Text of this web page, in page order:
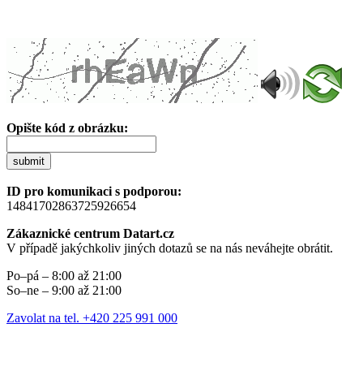
Opište kód z obrázku:
submit
ID pro komunikaci s podporou:
14841702863725926654
Zákaznické centrum Datart.cz
V případě jakýchkoliv jiných dotazů se na nás neváhejte obrátit.
Po–pá – 8:00 až 21:00
So–ne – 9:00 až 21:00
Zavolat na tel. +420 225 991 000